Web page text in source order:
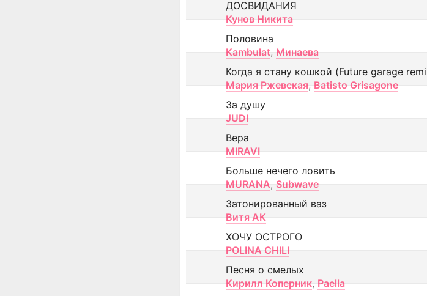
ДОСВИДАНИЯ
Кунов Никита
Половина
Kambulat, Минаева
Когда я стану кошкой (Future garage
Мария Ржевская, Batisto Grisagone
За душу
JUDI
Вера
MIRAVI
Больше нечего ловить
MURANA, Subwave
Затонированный ваз
Витя АК
ХОЧУ ОСТРОГО
POLINA CHILI
Песня о смелых
Кирилл Коперник, Paella